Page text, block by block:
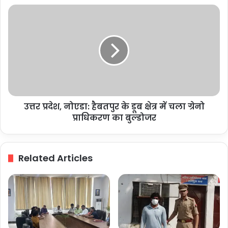
उत्तर
चला
उत्तर प्रदेश, नोएडा: हैबतपुर के डूब क्षेत्र में चला ग्रेनो
प्राधिकरण का बुल्डोजर
Related Articles